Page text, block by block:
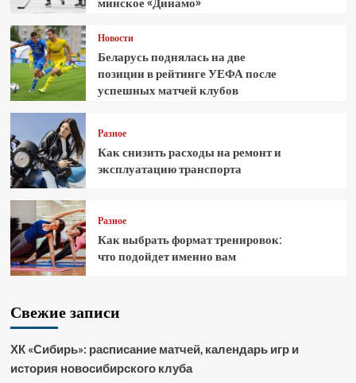
Новости
Беларусь поднялась на две
позиции в рейтинге УЕФА после
успешных матчей клубов
Разное
Как снизить расходы на ремонт и
эксплуатацию транспорта
Разное
Как выбрать формат тренировок:
что подойдет именно вам
Свежие записи
ХК «Сибирь»: расписание матчей, календарь игр и
история новосибирского клуба